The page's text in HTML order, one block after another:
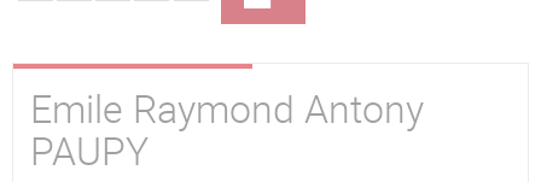
Emile Raymond Antony
PAUPY